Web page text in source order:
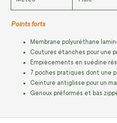
Points forts
Membrane polyuréthane
Coutures étanches pour une
Empiècements en suédine
7 poches pratiques dont une
Ceinture antiglisse pour un
Genoux préformés et bas